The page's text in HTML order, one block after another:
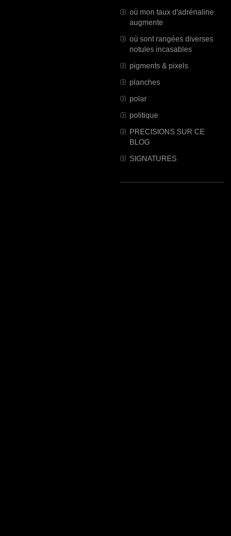
où mon taux d'adrénaline
augmente
où sont rangées diverses
notules incasables
pigments & pixels
planches
polar
politique
PRECISIONS SUR CE
BLOG
SIGNATURES